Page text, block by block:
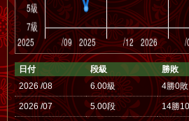
日付 段級 勝敗
2026 /08
6.00級 4勝0敗
2026 /07 5.00段 14勝